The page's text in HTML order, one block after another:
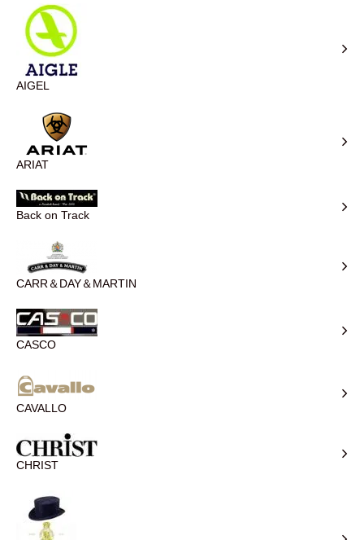
AIGEL
ARIAT
Back on Track
CARR＆DAY＆MARTIN
CASCO
CAVALLO
CHRIST